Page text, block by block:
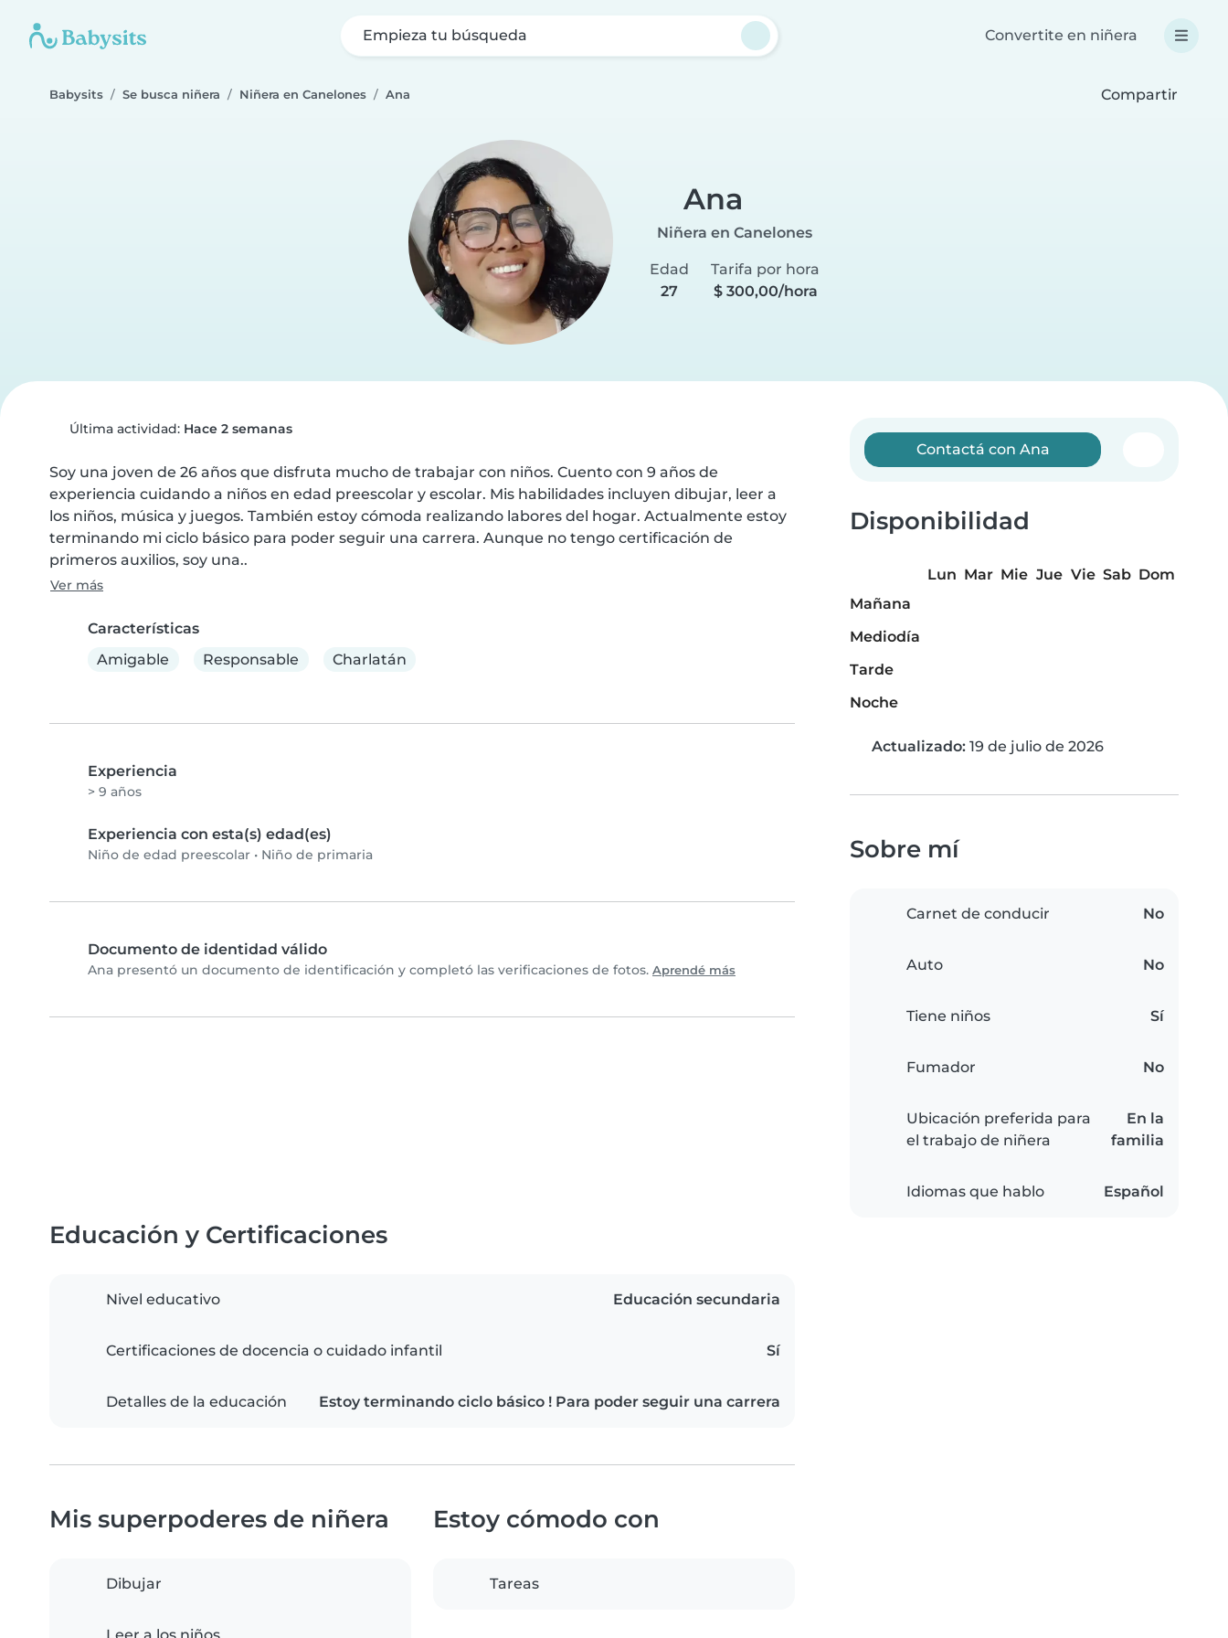
Empieza tu búsqueda Convertite en niñera
Babysits Se busca niñera Niñera en Canelones Ana Compartir
Ana
Niñera en Canelones
Edad
27
Tarifa por hora
$ 300,00/hora
Última actividad: Hace 2 semanas
Soy una joven de 26 años que disfruta mucho de trabajar con niños. Cuento con 9 años de
experiencia cuidando a niños en edad preescolar y escolar. Mis habilidades incluyen dibujar, leer a
los niños, música y juegos. También estoy cómoda realizando labores del hogar. Actualmente estoy
terminando mi ciclo básico para poder seguir una carrera. Aunque no tengo certificación de
primeros auxilios, soy una..
Ver más
Características
Amigable
Responsable Charlatán
Experiencia
> 9 años
Experiencia con esta(s) edad(es)
Niño de edad preescolar • Niño de primaria
Documento de identidad válido
Ana presentó un documento de identificación y completó las verificaciones de fotos. Aprendé más
Contactá con Ana
Disponibilidad
Lun Mar Mie Jue Vie Sab Dom
Mañana
Mediodía
Tarde
Noche
Actualizado: 19 de julio de 2026
Sobre mí
Carnet de conducir No
Auto No
Tiene niños Sí
Fumador No
Ubicación preferida para
el trabajo de niñera
En la
familia
Idiomas que hablo Español
Educación y Certificaciones
Nivel educativo Educación secundaria
Certificaciones de docencia o cuidado infantil Sí
Detalles de la educación Estoy terminando ciclo básico ! Para poder seguir una carrera
Mis superpoderes de niñera
Dibujar
Estoy cómodo con
Tareas